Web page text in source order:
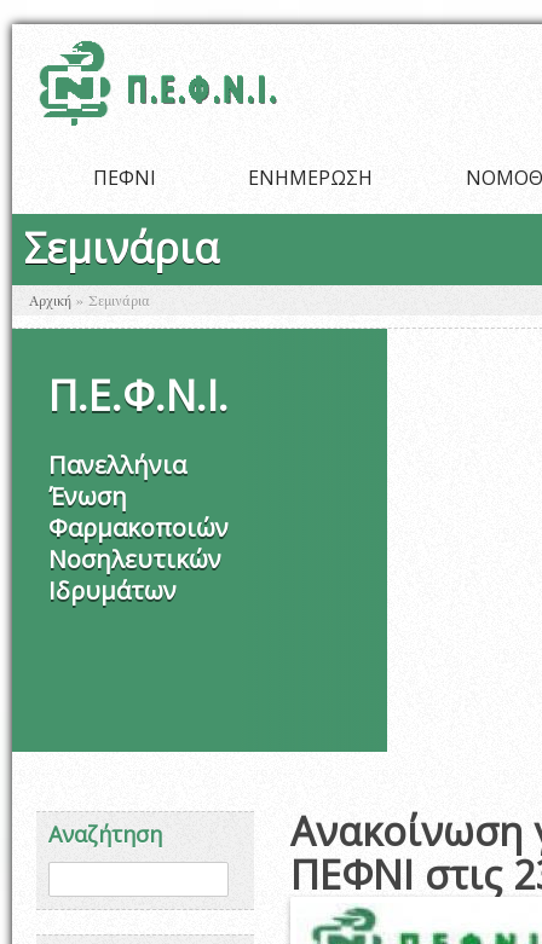
ΠΕΦΝΙ ΕΝΗΜΕΡΩΣΗ
Σεμινάρια
Είστε εδώ
Αρχική » Σεμινάρια
Π.Ε.Φ.Ν.Ι.
Πανελλήνια
Ένωση
Φαρμακοποιών
Νοσηλευτικών
Ιδρυμάτων
Αναζήτηση
Φόρμα αναζήτησης
Ανακοίνωση
ΠΕΦΝΙ στις